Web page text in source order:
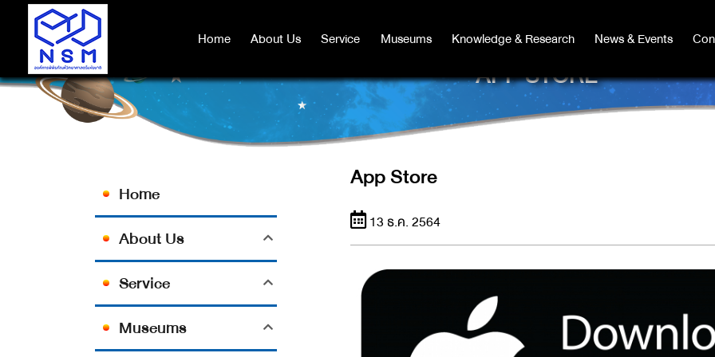
Home About Us Service Museums Knowledge & Research News & Events
Home About Us Service Museums Knowledge & Research News & Events
APP STORE
Home
About Us
Service
Museums
App Store
13 ธ.ค. 2564